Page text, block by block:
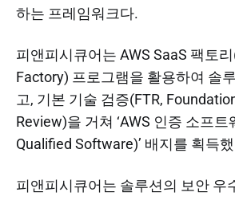
하는 프레임워크다.
피앤피시큐어는 AWS SaaS 팩토
Factory) 프로그램을 활용하여 솔
고, 기본 기술 검증(FTR,
Review)을 거쳐 ‘AWS 인증 소프트
Qualified Software)’ 배지를 획득
피앤피시큐어는 솔루션의 보안 우